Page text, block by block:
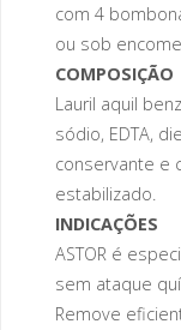
com 4
ou sob
COMPOSIÇÃO
Lauril aquil
sódio, EDTA,
conservante e
estabilizado.
INDICAÇÕES
ASTOR é
sem ataque
Remove